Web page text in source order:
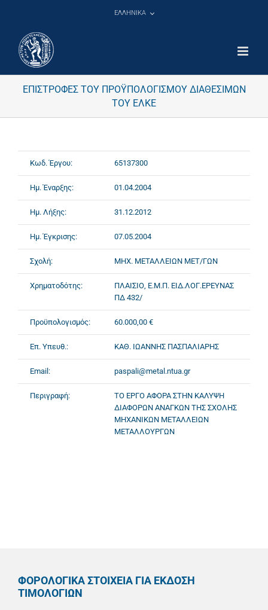
ΕΛΛΗΝΙΚΑ
ΕΠΙΣΤΡΟΦΕΣ ΤΟΥ ΠΡΟΫΠΟΛΟΓΙΣΜΟΥ ΔΙΑΘΕΣΙΜΩΝ
ΤΟΥ ΕΛΚΕ
Κωδ. Έργου: 65137300
Ημ. Έναρξης: 01.04.2004
Ημ. Λήξης: 31.12.2012
Ημ. Έγκρισης: 07.05.2004
Σχολή: ΜΗΧ. ΜΕΤΑΛΛΕΙΩΝ ΜΕΤ/ΓΩΝ
Χρηματοδότης:
ΠΛΑΙΣΙΟ, Ε.Μ.Π. ΕΙΔ.ΛΟΓ.ΕΡΕΥΝΑΣ
ΠΔ 432/
Προϋπολογισμός: 60.000,00 €
Επ. Υπευθ.: ΚΑΘ. ΙΩΑΝΝΗΣ ΠΑΣΠΑΛΙΑΡΗΣ
Email: paspali@metal.ntua.gr
Περιγραφή:
ΤΟ ΕΡΓΟ ΑΦΟΡΑ ΣΤΗΝ ΚΑΛΥΨΗ
ΔΙΑΦΟΡΩΝ ΑΝΑΓΚΩΝ ΤΗΣ ΣΧΟΛΗΣ
ΜΗΧΑΝΙΚΩΝ ΜΕΤΑΛΛΕΙΩΝ
ΜΕΤΑΛΛΟΥΡΓΩΝ
ΦΟΡΟΛΟΓΙΚΑ ΣΤΟΙΧΕΙΑ ΓΙΑ ΕΚΔΟΣΗ
ΤΙΜΟΛΟΓΙΩΝ